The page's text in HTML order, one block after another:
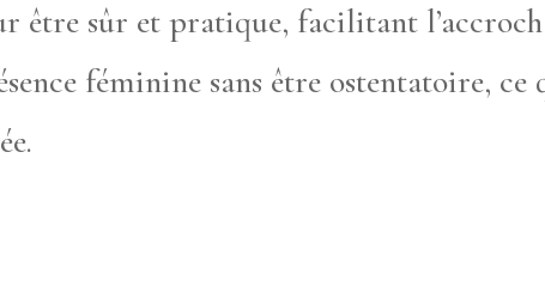
être sûr et pratique, facilitant
féminine sans être ostentatoire,